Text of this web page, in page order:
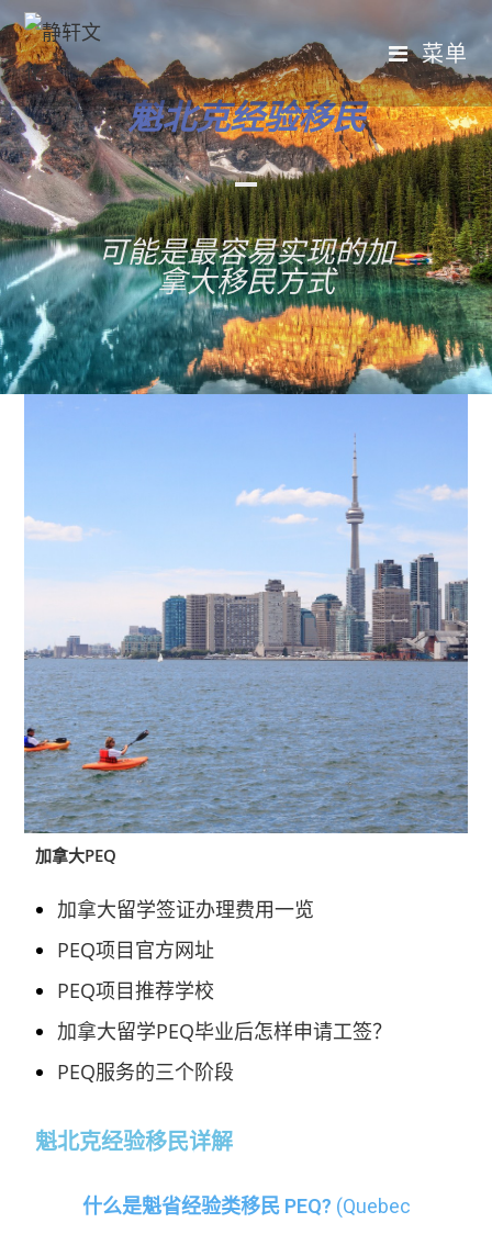
菜单
魁北克经验移民
可能是最容易实现的加
拿大移民方式
加拿大PEQ
加拿大留学签证办理费用一览
PEQ项目官方网址
PEQ项目推荐学校
加拿大留学PEQ毕业后怎样申请工签？
PEQ服务的三个阶段
魁北克经验移民详解
什么是魁省经验类移民 PEQ? (Quebec